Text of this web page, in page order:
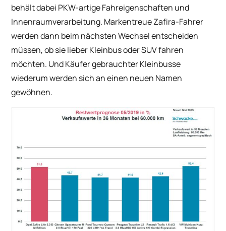
behält dabei PKW-artige Fahreigenschaften und
Innenraumverarbeitung. Markentreue Zafira-Fahrer
werden dann beim nächsten Wechsel entscheiden
müssen, ob sie lieber Kleinbus oder SUV fahren
möchten. Und Käufer gebrauchter Kleinbusse
wiederum werden sich an einen neuen Namen
gewöhnen.